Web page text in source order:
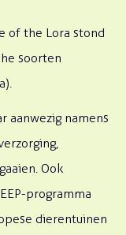
of the Lora stond
soorten
aanwezig namens
Ook
programma
dierentuinen